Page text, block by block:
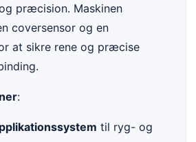
præcision. Maskinen
coversensor og en
at sikre rene og præcise
:
til ryg- og